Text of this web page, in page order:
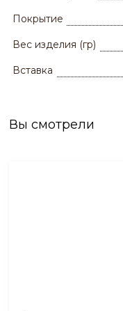
Покрытие
Вес изделия (гр)
Вставка
Вы смотрели